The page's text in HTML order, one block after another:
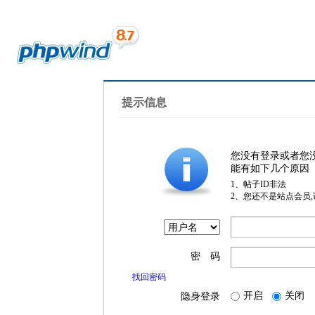
提示信息
您没有登录或者您
能有如下几个原因
1、帖子ID非法
2、您还不是站点会员
密 码
找回密码
隐身登录 开启 关闭